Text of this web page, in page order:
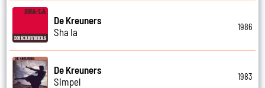
De Kreuners
Sha la
1986
De Kreuners
Simpel
1983